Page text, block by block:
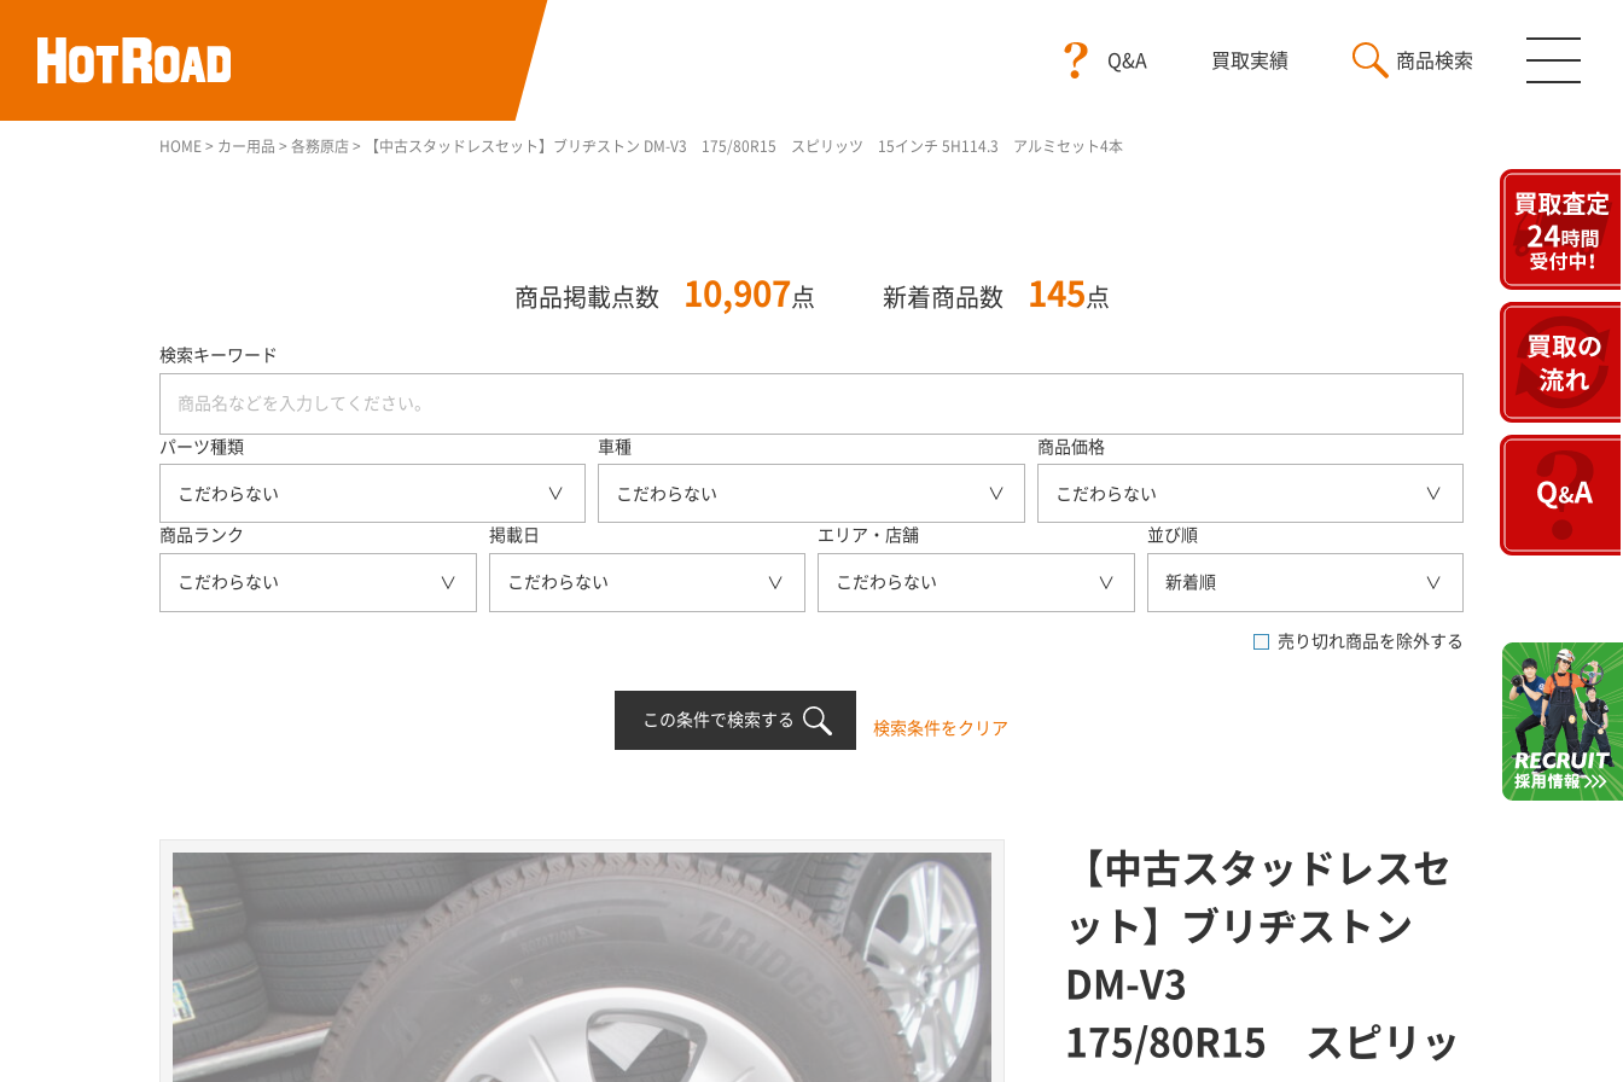
Q&A 買取実績 商品検索
HOME > カー用品 > 各務原店 > 【中古スタッドレスセット】ブリヂストン DM-V3 175/80R15 スピリッツ 15インチ 5H114.3 アルミセット4本
商品掲載点数 10,907点 新着商品数 145 点
検索キーワード
パーツ種類
こだわらない
車種
こだわらない
商品価格
こだわらない
商品ランク
こだわらない
掲載日
こだわらない
エリア・店舗
こだわらない
並び順
新着順
売り切れ商品を除外する
この条件で検索する 検索条件をクリア
【中古スタッドレスセ
ット】ブリヂストン
DM-V3
175/80R15 スピリッ